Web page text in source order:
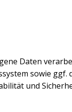
Daten
sowie ggf.
und